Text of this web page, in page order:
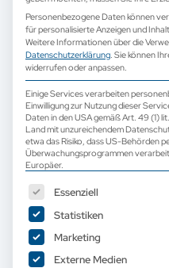
Personenbezogene Daten können
für personalisierte Anzeigen und
Weitere Informationen über die
Datenschutzerklärung. Sie können
widerrufen oder anpassen.
Einige Services verarbeiten
Einwilligung zur Nutzung dieser
Daten in den USA gemäß Art. 49 (1)
Land mit unzureichendem
etwa das Risiko, dass US-Behörden
Überwachungsprogrammen
Europäer.
Es folgt eine Liste der
Essenziell
Statistiken
Marketing
Externe Medien